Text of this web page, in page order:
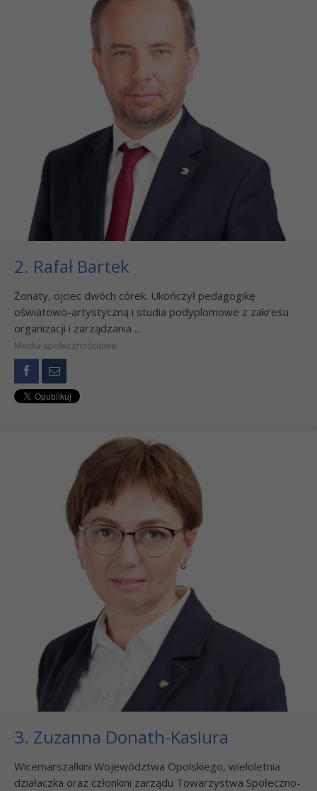
2. Rafał Bartek
Żonaty, ojciec dwóch córek. Ukończył pedagogikę
oświatowo-artystyczną i studia podyplomowe z zakresu
organizacji i zarządzania ...
Media społecznościowe:
3. Zuzanna Donath-Kasiura
Wicemarszałkini Województwa Opolskiego, wieloletnia
działaczka oraz członkini zarządu Towarzystwa Społeczno-